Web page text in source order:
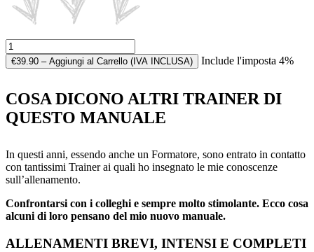
€39.90 – Aggiungi al Carrello (IVA INCLUSA) Include l'imposta 4%
COSA DICONO ALTRI TRAINER DI
QUESTO MANUALE
In questi anni, essendo anche un Formatore, sono entrato in contatto
con tantissimi Trainer ai quali ho insegnato le mie conoscenze
sull’allenamento.
Confrontarsi con i colleghi e sempre molto stimolante. Ecco cosa
alcuni di loro pensano del mio nuovo manuale.
ALLENAMENTI BREVI, INTENSI E COMPLETI